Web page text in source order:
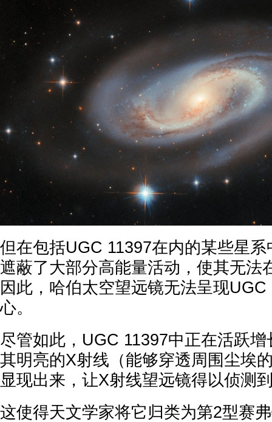
但在包括UGC 11397在内的某些星
遮蔽了大部分高能量活动，使其无法
因此，哈伯太空望远镜无法呈现
心。
尽管如此，UGC 11397中正在活跃
其明亮的X射线（能够穿透周围尘埃
显现出来，让X射线望远镜得以侦测
这使得天文学家将它归类为第2型赛